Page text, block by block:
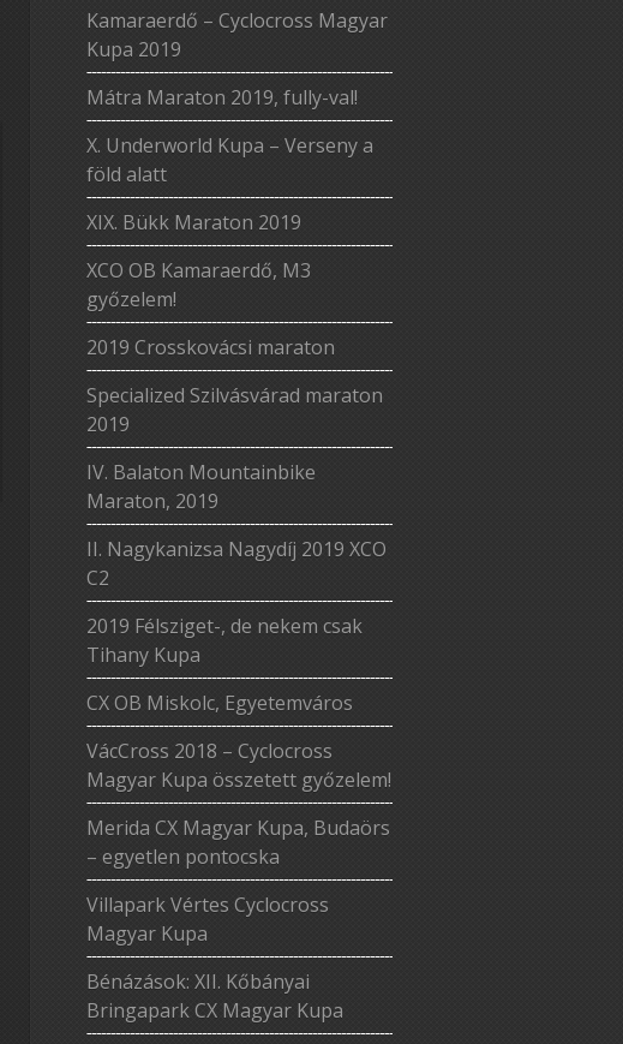
Kamaraerdő – Cyclocross Magyar
Kupa 2019
Mátra Maraton 2019, fully-val!
X. Underworld Kupa – Verseny a
föld alatt
XIX. Bükk Maraton 2019
XCO OB Kamaraerdő, M3
győzelem!
2019 Crosskovácsi maraton
Specialized Szilvásvárad maraton
2019
IV. Balaton Mountainbike
Maraton, 2019
II. Nagykanizsa Nagydíj 2019 XCO
C2
2019 Félsziget-, de nekem csak
Tihany Kupa
CX OB Miskolc, Egyetemváros
VácCross 2018 – Cyclocross
Magyar Kupa összetett győzelem!
Merida CX Magyar Kupa, Budaörs
– egyetlen pontocska
Villapark Vértes Cyclocross
Magyar Kupa
Bénázások: XII. Kőbányai
Bringapark CX Magyar Kupa